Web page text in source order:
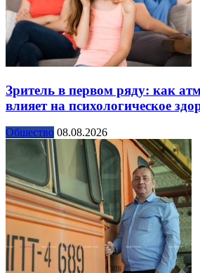
Зритель в первом ряду: как
влияет на психологическое
Общество 08.08.2026